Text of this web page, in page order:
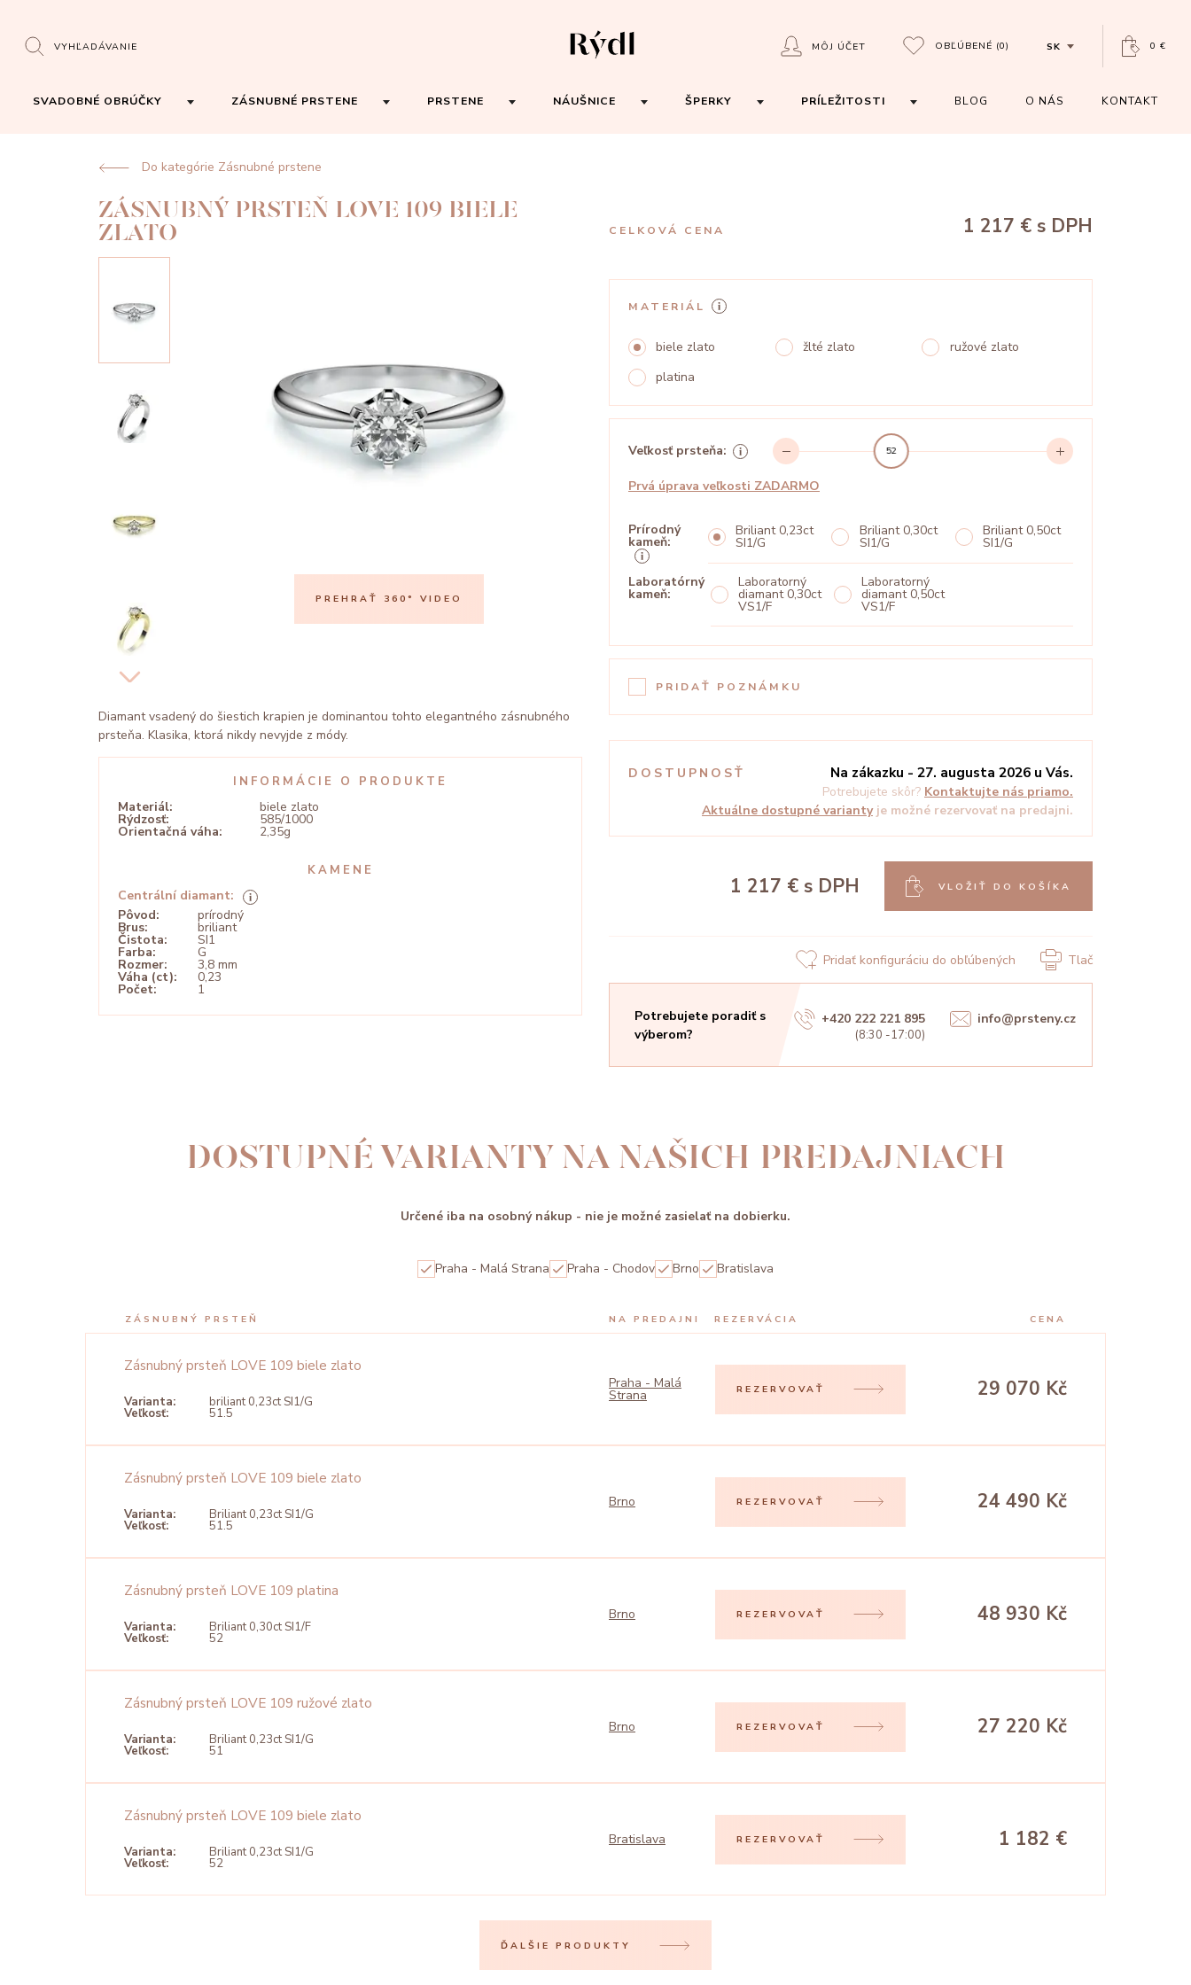
VYHĽADÁVANIE MÔJ ÚČET OBĽÚBENÉ (0) SK 0 €
SVADOBNÉ OBRÚČKY ZÁSNUBNÉ PRSTENE PRSTENE NÁUŠNICE ŠPERKY PRÍLEŽITOSTI BLOG O NÁS KONTAKT
Do kategórie Zásnubné prstene
ZÁSNUBNÝ PRSTEŇ LOVE 109 BIELE
ZLATO
PREHRAŤ 360° VIDEO PREHRAŤ 360° VIDEO
Diamant vsadený do šiestich krapien je dominantou tohto elegantného zásnubného
prsteňa. Klasika, ktorá nikdy nevyjde z módy.
INFORMÁCIE O PRODUKTE
Materiál: biele zlato
Rýdzosť: 585/1000
Orientačná váha: 2,35g
KAMENE
Centrální diamant:
Pôvod:
prírodný
Brus: briliant
Čistota: SI1
Farba: G
Rozmer: 3,8 mm
Váha (ct): 0,23
Počet: 1
CELKOVÁ CENA 1 217 € s DPH
MATERIÁL
biele zlato žlté zlato
ružové zlato
platina
Veľkosť prsteňa: 52
Prvá úprava veľkosti ZADARMO
Prírodný
kameň:
Briliant 0,23ct
SI1/G
Briliant 0,30ct
SI1/G
Briliant 0,50ct
SI1/G
Laboratórný
kameň:
Laboratorný
diamant 0,30ct
VS1/F
Laboratorný
diamant 0,50ct
VS1/F
PRIDAŤ POZNÁMKU
DOSTUPNOSŤ Na zákazku - 27. augusta 2026 u Vás.
Potrebujete skôr? Kontaktujte nás priamo.
Aktuálne dostupné varianty je možné rezervovať na predajni.
1 217 € s DPH VLOŽIŤ DO KOŠÍKA
Pridať konfiguráciu do obľúbených Tlač
Potrebujete poradiť s
výberom?
+420 222 221 895
(8:30 -17:00)
info@prsteny.cz
DOSTUPNÉ VARIANTY NA NAŠICH PREDAJNIACH
Určené iba na osobný nákup - nie je možné zasielať na dobierku.
Praha - Malá Strana Praha - Chodov Brno Bratislava
ZÁSNUBNÝ PRSTEŇ NA PREDAJNI REZERVÁCIA CENA
Zásnubný prsteň LOVE 109 biele zlato
Varianta: briliant 0,23ct SI1/G
Veľkosť: 51.5
Praha - Malá
Strana REZERVOVAŤ 29 070 Kč
Zásnubný prsteň LOVE 109 biele zlato
Varianta: Briliant 0,23ct SI1/G
Veľkosť: 51.5
Brno REZERVOVAŤ 24 490 Kč
Zásnubný prsteň LOVE 109 platina
Varianta: Briliant 0,30ct SI1/F
Veľkosť: 52
Brno REZERVOVAŤ 48 930 Kč
Zásnubný prsteň LOVE 109 ružové zlato
Varianta: Briliant 0,23ct SI1/G
Veľkosť: 51
Brno REZERVOVAŤ 27 220 Kč
Zásnubný prsteň LOVE 109 biele zlato
Varianta: Briliant 0,23ct SI1/G
Veľkosť: 52
Bratislava REZERVOVAŤ 1 182 €
ĎALŠIE PRODUKTY